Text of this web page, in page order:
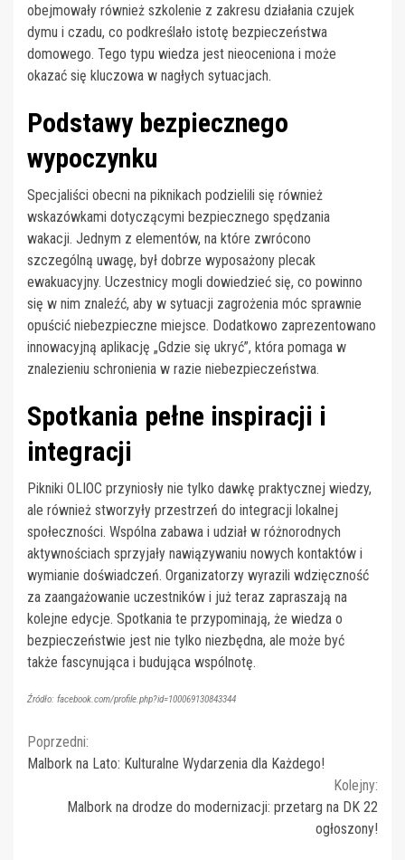
obejmowały również szkolenie z zakresu działania czujek
dymu i czadu, co podkreślało istotę bezpieczeństwa
domowego. Tego typu wiedza jest nieoceniona i może
okazać się kluczowa w nagłych sytuacjach.
Podstawy bezpiecznego
wypoczynku
Specjaliści obecni na piknikach podzielili się również
wskazówkami dotyczącymi bezpiecznego spędzania
wakacji. Jednym z elementów, na które zwrócono
szczególną uwagę, był dobrze wyposażony plecak
ewakuacyjny. Uczestnicy mogli dowiedzieć się, co powinno
się w nim znaleźć, aby w sytuacji zagrożenia móc sprawnie
opuścić niebezpieczne miejsce. Dodatkowo zaprezentowano
innowacyjną aplikację „Gdzie się ukryć”, która pomaga w
znalezieniu schronienia w razie niebezpieczeństwa.
Spotkania pełne inspiracji i
integracji
Pikniki OLIOC przyniosły nie tylko dawkę praktycznej wiedzy,
ale również stworzyły przestrzeń do integracji lokalnej
społeczności. Wspólna zabawa i udział w różnorodnych
aktywnościach sprzyjały nawiązywaniu nowych kontaktów i
wymianie doświadczeń. Organizatorzy wyrazili wdzięczność
za zaangażowanie uczestników i już teraz zapraszają na
kolejne edycje. Spotkania te przypominają, że wiedza o
bezpieczeństwie jest nie tylko niezbędna, ale może być
także fascynująca i budująca wspólnotę.
Źródło: facebook.com/profile.php?id=100069130843344
Continue
Poprzedni:
Malbork na Lato: Kulturalne Wydarzenia dla Każdego!
Kolejny:
Malbork na drodze do modernizacji: przetarg na DK 22
ogłoszony!